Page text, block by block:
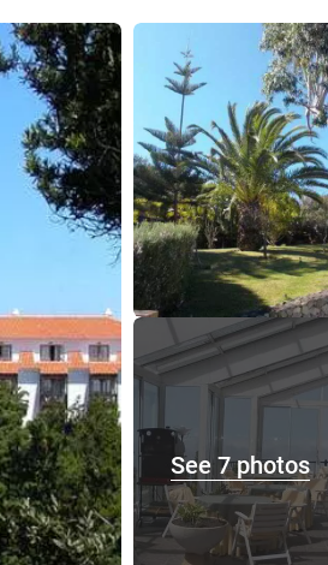
See 7 photos
See 7 photos